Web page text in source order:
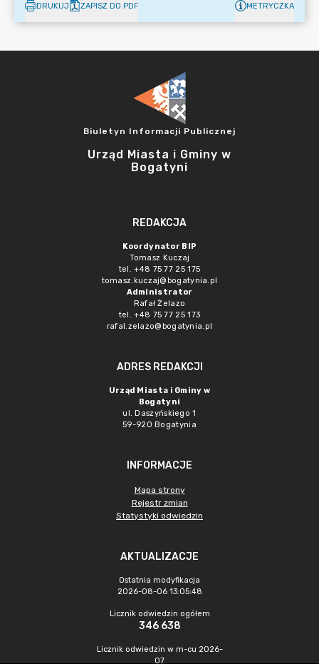
DRUKUJ ZAPISZ DO PDF METRYCZKA
Biuletyn Informacji Publicznej
Urząd Miasta i Gminy w
Bogatyni
REDAKCJA
Koordynator BIP
Tomasz Kuczaj
tel. +48 75 77 25 175
tomasz.kuczaj@bogatynia.pl
Administrator
Rafał Żelazo
tel. +48 75 77 25 173
rafal.zelazo@bogatynia.pl
ADRES REDAKCJI
Urząd Miasta i Gminy w
Bogatyni
ul. Daszyńskiego 1
59-920 Bogatynia
INFORMACJE
Mapa strony
Rejestr zmian
Statystyki odwiedzin
AKTUALIZACJE
Ostatnia modyfikacja
2026-08-06 13:05:48
Licznik odwiedzin ogółem
346 638
Licznik odwiedzin w m-cu 2026-
07